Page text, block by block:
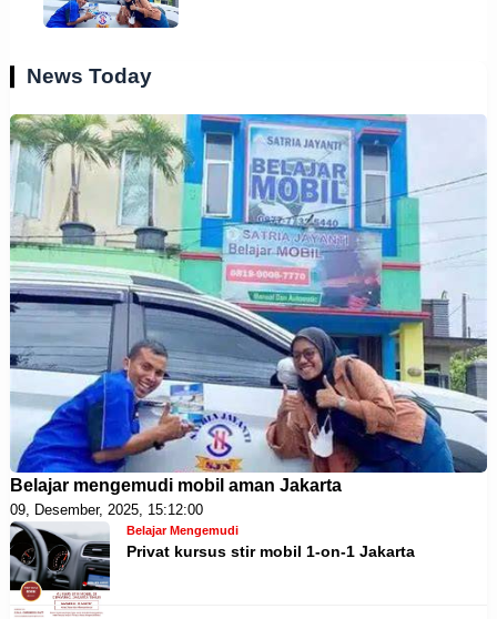
News Today
Belajar mengemudi mobil aman Jakarta
09, Desember, 2025, 15:12:00
Belajar Mengemudi
Privat kursus stir mobil 1-on-1 Jakarta